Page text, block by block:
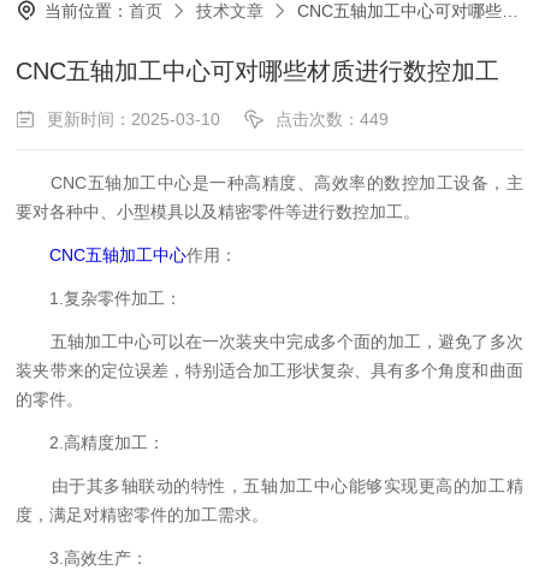
当前位置：首页 技术文章 CNC五轴加工中心可对哪些材质进行数控加工
CNC五轴加工中心可对哪些材质进行数控加工
更新时间：2025-03-10 点击次数：449
CNC五轴加工中心是一种高精度、高效率的数控加工设备，主
要对各种中、小型模具以及精密零件等进行数控加工。
CNC五轴加工中心作用：
1.复杂零件加工：
五轴加工中心可以在一次装夹中完成多个面的加工，避免了多次
装夹带来的定位误差，特别适合加工形状复杂、具有多个角度和曲面
的零件。
2.高精度加工：
由于其多轴联动的特性，五轴加工中心能够实现更高的加工精
度，满足对精密零件的加工需求。
3.高效生产：